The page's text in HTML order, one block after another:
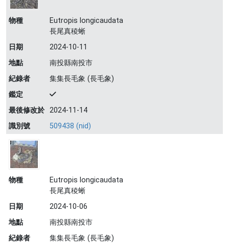
物種
Eutropis longicaudata
長尾真稜蜥
日期
2024-10-11
地點
南投縣南投市
紀錄者
集集長毛象 (長毛象)
鑑定
最後修改於 2024-11-14
識別號
509438 (nid)
物種
Eutropis longicaudata
長尾真稜蜥
日期
2024-10-06
地點
南投縣南投市
紀錄者
集集長毛象 (長毛象)